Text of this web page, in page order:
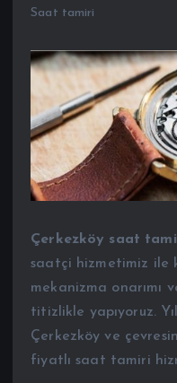
Saat tamiri
Çerkezköy saat
saatçi hizmetimiz ile
mekanizma onarımı
titizlikle yapıyoruz.
Çerkezköy ve
fiyatlı saat tamiri